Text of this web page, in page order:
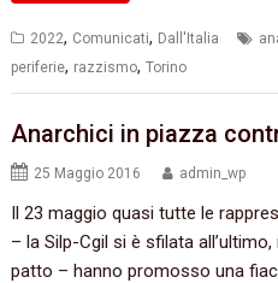
2022, Comunicati, Dall'Italia
periferie, razzismo,Torino
Anarchici in piazza
25 Maggio 2016 admin_wp
Il 23 maggio quasi tutte le
– la Silp-Cgil si è sfilata
patto – hanno promosso una